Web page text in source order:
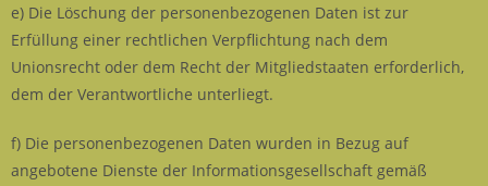
e) Die Löschung der personenbezogenen Daten ist zur
Erfüllung einer rechtlichen Verpflichtung nach dem
Unionsrecht oder dem Recht der Mitgliedstaaten erforderlich,
dem der Verantwortliche unterliegt.
f) Die personenbezogenen Daten wurden in Bezug auf
angebotene Dienste der Informationsgesellschaft gemäß